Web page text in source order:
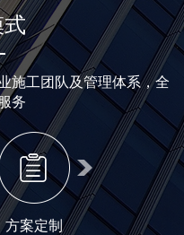
式
施工团队及管理体系，全
务
方案定制